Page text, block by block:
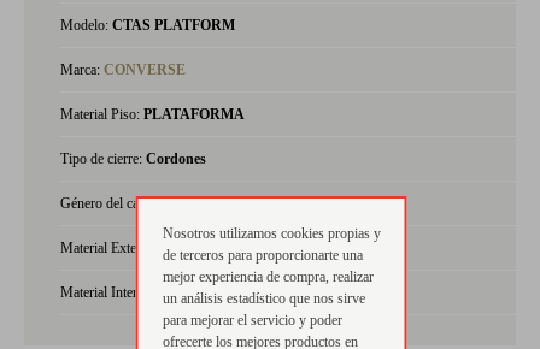
Modelo: CTAS PLATFORM
Marca: CONVERSE
Material Piso: PLATAFORMA
Tipo de cierre: Cordones
Género del calzado:niña
Material Exterior: napa
Material Interior: textil
Nosotros utilizamos cookies propias y
de terceros para proporcionarte una
mejor experiencia de compra, realizar
un análisis estadístico que nos sirve
para mejorar el servicio y poder
ofrecerte los mejores productos en